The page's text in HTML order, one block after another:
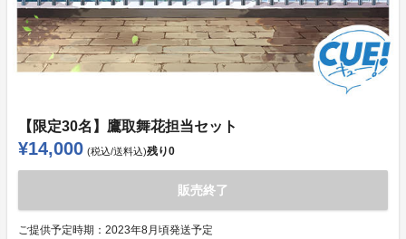
【限定30名】鷹取舞花担当セット
¥14,000 (税込/送料込)残り0
販売終了
ご提供予定時期： 2023年8月頃発送予定